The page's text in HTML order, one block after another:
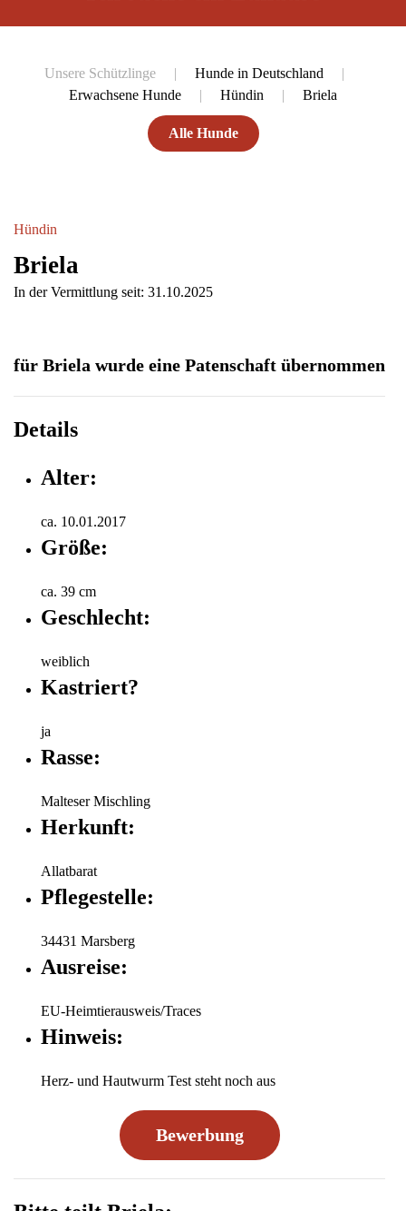
Unsere Schützlinge
Hunde in Deutschland
Erwachsene Hunde
Hündin Briela
Alle Hunde
Hündin
Briela
In der Vermittlung seit: 31.10.2025
für Briela wurde eine Patenschaft übernommen
Details
Alter:
ca. 10.01.2017
Größe:
ca. 39 cm
Geschlecht:
weiblich
Kastriert?
ja
Rasse:
Malteser Mischling
Herkunft:
Allatbarat
Pflegestelle:
34431 Marsberg
Ausreise:
EU-Heimtierausweis/Traces
Hinweis:
Herz- und Hautwurm Test steht noch aus
Bewerbung